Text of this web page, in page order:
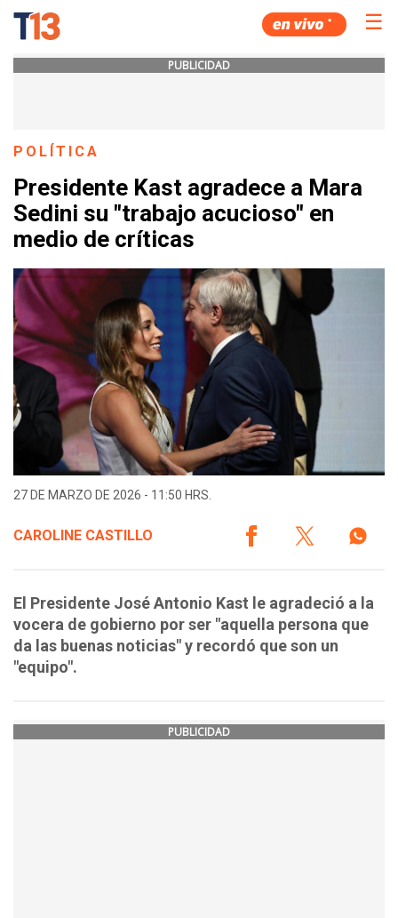
☰
PUBLICIDAD
POLÍTICA
Presidente Kast agradece a Mara
Sedini su "trabajo acucioso" en
medio de críticas
27 DE MARZO DE 2026 - 11:50 HRS.
CAROLINE CASTILLO
El Presidente José Antonio Kast le agradeció a la
vocera de gobierno por ser "aquella persona que
da las buenas noticias" y recordó que son un
"equipo".
PUBLICIDAD